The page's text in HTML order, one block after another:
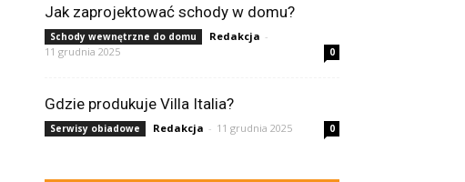
Jak zaprojektować schody w domu?
Schody wewnętrzne do domu Redakcja -
11 grudnia 2025
0
Gdzie produkuje Villa Italia?
Serwisy obiadowe Redakcja - 11 grudnia 2025 0